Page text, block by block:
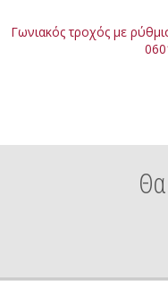
Γωνιακός τροχός με
Θα